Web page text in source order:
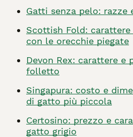
Gatti senza pelo: razze
Scottish Fold:
con le orecchie piegate
Devon Rex: carattere e
folletto
Singapura: costo e
di gatto più piccola
Certosino: prezzo e
gatto grigio